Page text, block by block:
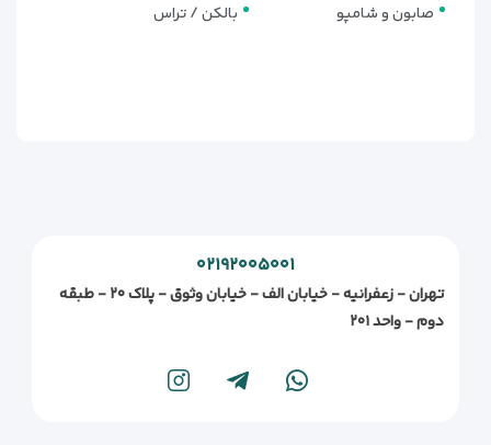
صابون و شامپو بالکن / تراس
۰۲۱۹۲۰۰۵۰۰۱
تهران - زعفرانیه - خیابان الف - خیابان وثوق - پلاک ۲۰ - طبقه
دوم - واحد ۲۰۱